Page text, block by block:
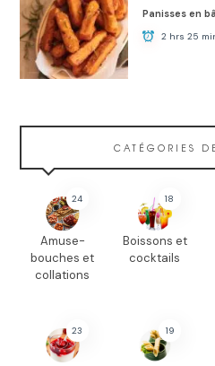
Panisses en
2 hrs 25
CATÉGORIES
24
Amuse-
bouches et
collations
18
Boissons et
cocktails
23 19